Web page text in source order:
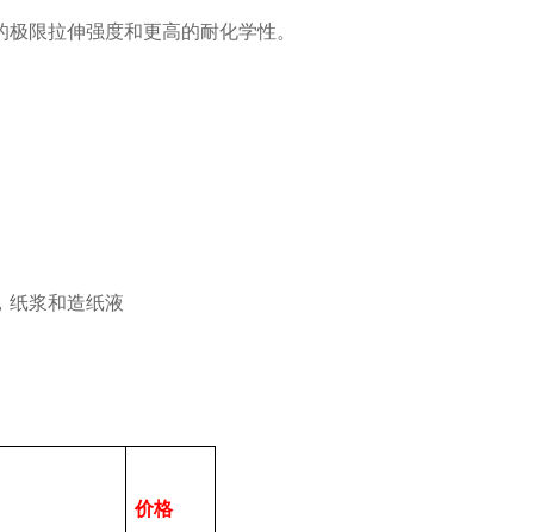
限拉伸强度和更高的耐化学性。
纸浆和造纸液
价格